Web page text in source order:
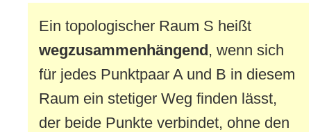
Ein topologischer Raum S heißt
wegzusammenhängend, wenn sich
für jedes Punktpaar A und B in diesem
Raum ein stetiger Weg finden lässt,
der beide Punkte verbindet, ohne den